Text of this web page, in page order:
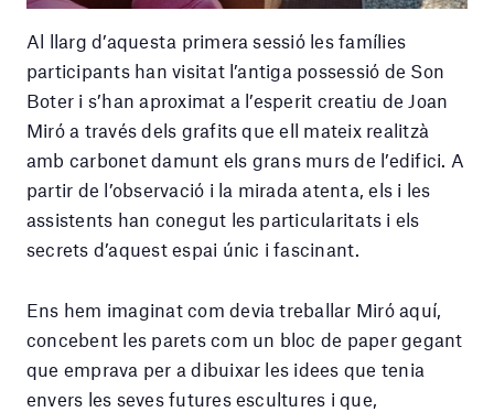
Al llarg d’aquesta primera sessió les famílies
participants han visitat l’antiga possessió de Son
Boter i s’han aproximat a l’esperit creatiu de Joan
Miró a través dels grafits que ell mateix realitzà
amb carbonet damunt els grans murs de l’edifici. A
partir de l’observació i la mirada atenta, els i les
assistents han conegut les particularitats i els
secrets d’aquest espai únic i fascinant.
Ens hem imaginat com devia treballar Miró aquí,
concebent les parets com un bloc de paper gegant
que emprava per a dibuixar les idees que tenia
envers les seves futures escultures i que,